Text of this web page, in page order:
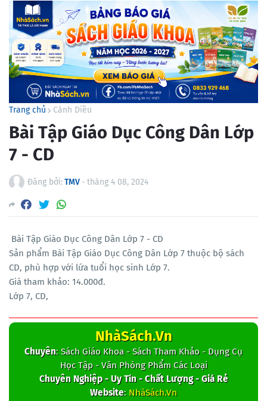
Trang chủ Cánh Diều
Bài Tập Giáo Dục Công Dân Lớp
7 - CD
Đăng bởi:TMV - tháng 4 08, 2024
Bài Tập Giáo Dục Công Dân Lớp 7 - CD
Sản phẩm Bài Tập Giáo Dục Công Dân Lớp 7 thuộc bộ sách
CD, phù hợp với lứa tuổi học sinh Lớp 7.
Giá tham khảo: 14.000đ.
Lớp 7, CD,
NhàSách.Vn
Chuyên: Sách Giáo Khoa - Sách Tham Khảo - Dụng Cụ
Học Tập - Văn Phòng Phẩm Các Loại
Chuyên Nghiệp - Uy Tín - Chất Lượng - Giá Rẻ
Website: NhàSách.Vn